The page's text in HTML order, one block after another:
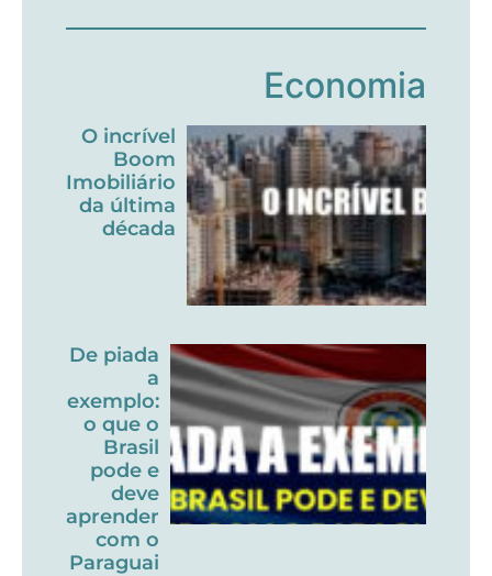
Economia
O incrível
Boom
Imobiliário
da última
década
De piada
a
exemplo:
o que o
Brasil
pode e
deve
aprender
com o
Paraguai